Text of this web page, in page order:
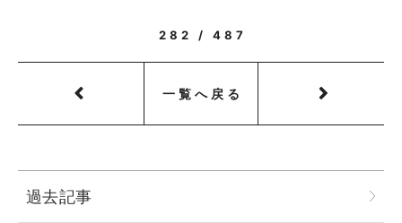
282 / 487
一覧へ戻る
過去記事